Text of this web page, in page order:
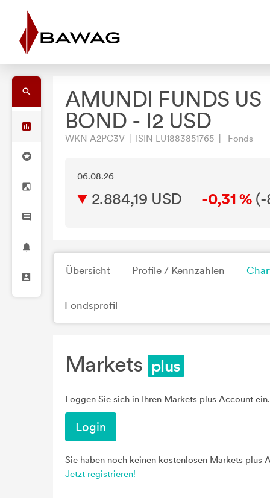
AMUNDI FUNDS US
BOND - I2 USD
WKN A2PC3V | ISIN LU1883851765 | Fonds
06.08.26
2.884,19 USD -0,31 % (-
Übersicht Profile / Kennzahlen
Fondsprofil
Markets
Loggen Sie sich in Ihren Markets plus Account ein.
Login
Sie haben noch keinen kostenlosen Markets plus
Jetzt registrieren!